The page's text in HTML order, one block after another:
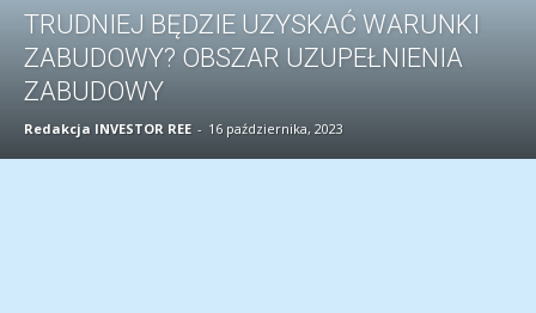
TRUDNIEJ BĘDZIE UZYSKAĆ WARUNKI
ZABUDOWY? OBSZAR UZUPEŁNIENIA
ZABUDOWY
Redakcja INVESTOR REE - 16 października, 2023